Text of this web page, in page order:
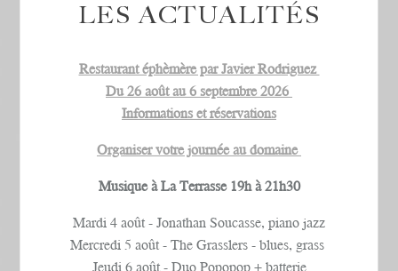
LES ACTUALITÉS
Restaurant éphèmère par Javier Rodriguez
Du 26 août au 6 septembre 2026
Informations et réservations
Organiser votre journée au domaine
Musique à La Terrasse 19h à 21h30
Mardi 4 août - Jonathan Soucasse, piano jazz
Mercredi 5 août - The Grasslers - blues, grass
Jeudi 6 août - Duo Popopop + batterie